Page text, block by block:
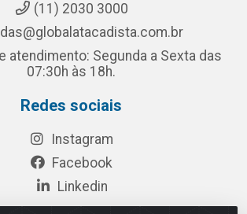
(11) 2030 3000
atendimento: Segunda a Sexta das
07:30h às 18h.
Redes sociais
Instagram
Facebook
Linkedin